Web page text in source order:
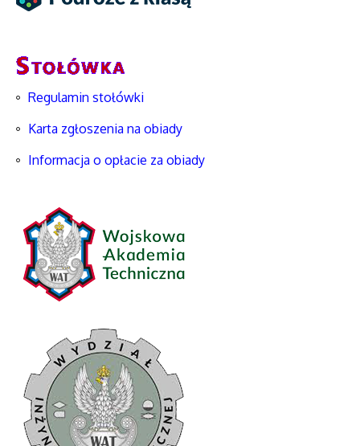
Regulamin stołówki
Karta zgłoszenia na obiady
Informacja o opłacie za obiady